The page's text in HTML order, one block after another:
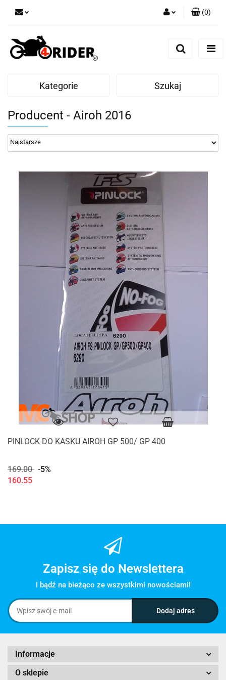
(0)
Kategorie Szukaj
Producent - Airoh 2016
PINLOCK DO KASKU AIROH GP 500/ GP 400
169.00 -5%
160.55
Zapisz się do Newslettera
I bądź na bieżąco ze wszystkimi nowościami!
Informacje
O sklepie